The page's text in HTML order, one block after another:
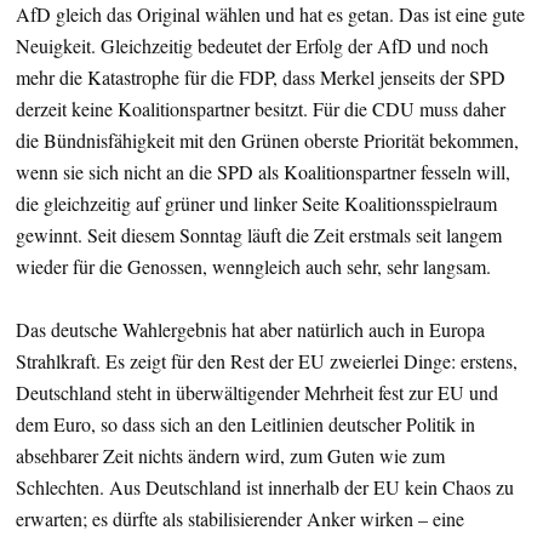
AfD gleich das Original wählen und hat es getan. Das ist eine gute
Neuigkeit. Gleichzeitig bedeutet der Erfolg der AfD und noch
mehr die Katastrophe für die FDP, dass Merkel jenseits der SPD
derzeit keine Koalitionspartner besitzt. Für die CDU muss daher
die Bündnisfähigkeit mit den Grünen oberste Priorität bekommen,
wenn sie sich nicht an die SPD als Koalitionspartner fesseln will,
die gleichzeitig auf grüner und linker Seite Koalitionsspielraum
gewinnt. Seit diesem Sonntag läuft die Zeit erstmals seit langem
wieder für die Genossen, wenngleich auch sehr, sehr langsam.
Das deutsche Wahlergebnis hat aber natürlich auch in Europa
Strahlkraft. Es zeigt für den Rest der EU zweierlei Dinge: erstens,
Deutschland steht in überwältigender Mehrheit fest zur EU und
dem Euro, so dass sich an den Leitlinien deutscher Politik in
absehbarer Zeit nichts ändern wird, zum Guten wie zum
Schlechten. Aus Deutschland ist innerhalb der EU kein Chaos zu
erwarten; es dürfte als stabilisierender Anker wirken – eine